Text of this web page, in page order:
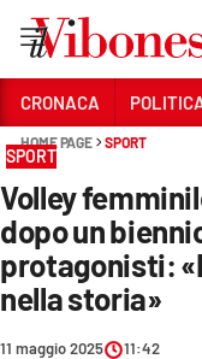
Sezioni
CRONACA
POLITICA
SANITÀ
AMBIENTE
CRONACA
HOME PAGE SPORT
SPORT
Volley
dopo un
protagonisti:
nella storia»
11 maggio 2025 11:42